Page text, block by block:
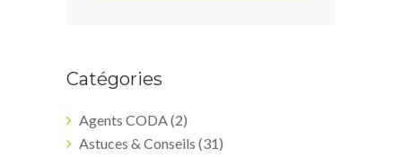
Catégories
Agents CODA(2)
Astuces & Conseils (31)